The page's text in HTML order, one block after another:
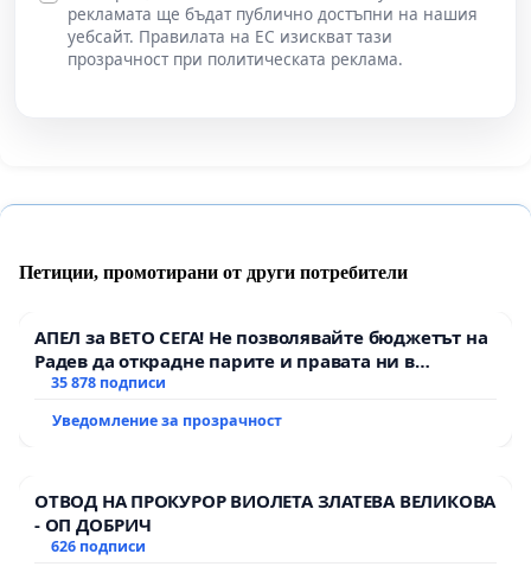
рекламата ще бъдат публично достъпни на нашия
уебсайт. Правилата на ЕС изискват тази
прозрачност при политическата реклама.
Петиции, промотирани от други потребители
АПЕЛ за ВЕТО СЕГА! Не позволявайте бюджетът на
Радев да открадне парите и правата ни в
тъмното
35 878 подписи
Уведомление за прозрачност
ОТВОД НА ПРОКУРОР ВИОЛЕТА ЗЛАТЕВА ВЕЛИКОВА
- ОП ДОБРИЧ
626 подписи